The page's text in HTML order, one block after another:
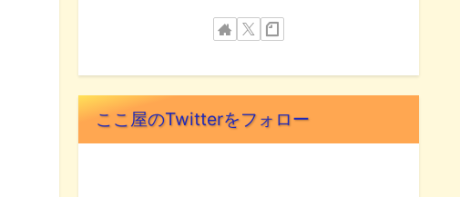
ここ屋のTwitterをフォロー